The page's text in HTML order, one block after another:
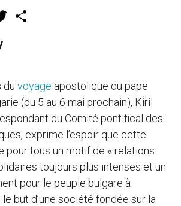
w
du voyage apostolique du pape
(du 5 au 6 mai prochain), Kiril
du Comité pontifical des
exprime l’espoir que cette
pour tous un motif de « relations
toujours plus intenses et un
pour le peuple bulgare à
but d’une société fondée sur la